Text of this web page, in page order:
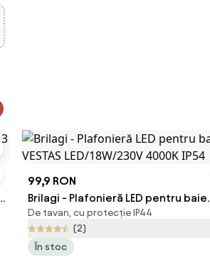
99,9 RON
Brilagi - Plafonieră LED pentru baie
VESTAS LED/18W/230V 4000K IP54
De tavan, cu protecție IP44
(2)
În stoc